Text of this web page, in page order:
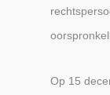
Op 15